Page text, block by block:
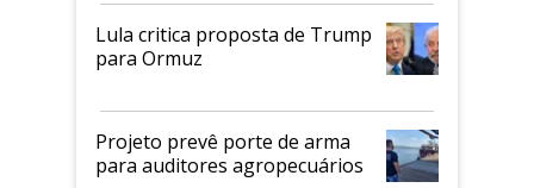
Lula critica proposta de Trump
para Ormuz
Projeto prevê porte de arma
para auditores agropecuários